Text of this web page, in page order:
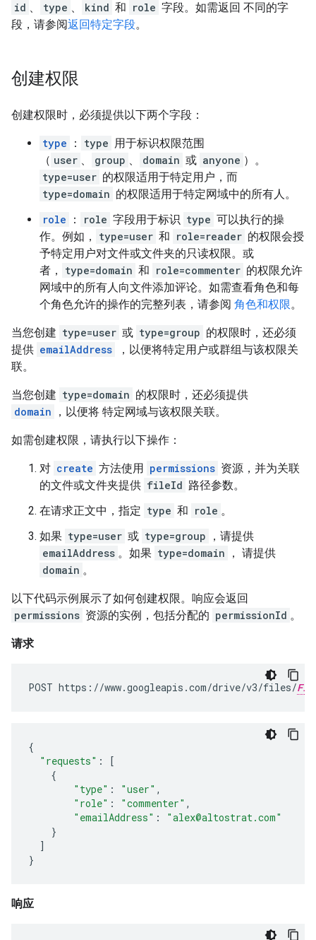
id 、 type 、 kind 和 role 字段。如需返回 不同的字
段，请参阅返回特定字段。
创建权限
创建权限时，必须提供以下两个字段：
type ： type 用于标识权限范围
（ user 、 group 、 domain 或 anyone ）。
type=user 的权限适用于特定用户，而
type=domain 的权限适用于特定网域中的所有人。
role
： role 字段用于标识 type 可以执行的操
作。例如，
type=user 和 role=reader 的权限会授
予特定用户对文件或文件夹的只读权限。或
者，
type=domain 和 role=commenter 的权限允许
网域中的所有人向文件添加评论。如需查看角色和每
个角色允许的操作的完整列表，请参阅 角色和权限。
当您创建 type=user 或 type=group 的权限时，还必须
提供 emailAddress
，以便将特定用户或群组与该权限关
联。
当您创建 type=domain 的权限时，还必须提供
domain
，以便将 特定网域与该权限关联。
如需创建权限，请执行以下操作：
对 create 方法使用 permissions 资源，并为关联
的文件或文件夹提供 fileId 路径参数。
在请求正文中，指定 type 和 role 。
如果 type=user 或 type=group
，请提供
emailAddress 。如果 type=domain
， 请提供
domain 。
以下代码示例展示了如何创建权限。响应会返回
permissions 资源的实例，包括分配的 permissionId 。
请求
POST https://www.googleapis.com/drive/v3/files/
{
"requests" :
[
{
"type" : "user" ,
"role" : "commenter" ,
"emailAddress" :
"alex@altostrat.com"
}
]
}
响应